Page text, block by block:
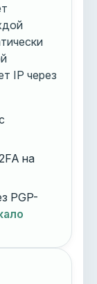
IP через
на
PGP-